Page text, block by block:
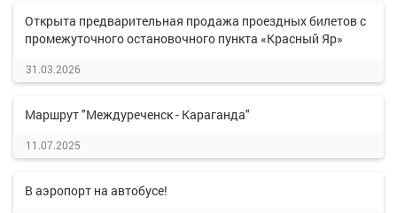
Открыта предварительная продажа проездных билетов с
промежуточного остановочного пункта «Красный Яр»
31.03.2026
Маршрут "Междуреченск - Караганда"
11.07.2025
В аэропорт на автобусе!